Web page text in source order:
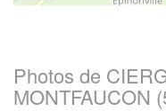
Photos de
MONTFAUCON